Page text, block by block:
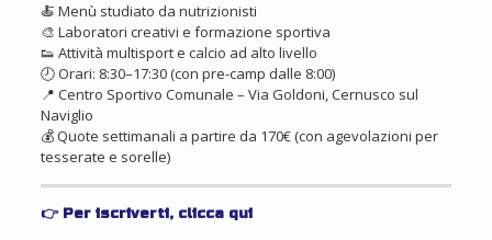
🍝 Menù studiato da nutrizionisti
🎨 Laboratori creativi e formazione sportiva
👟 Attività multisport e calcio ad alto livello
🕗 Orari: 8:30–17:30 (con pre-camp dalle 8:00)
📍 Centro Sportivo Comunale – Via Goldoni, Cernusco sul
Naviglio
💰 Quote settimanali a partire da 170€ (con agevolazioni per
tesserate e sorelle)
👉 Per iscriverti, clicca qui